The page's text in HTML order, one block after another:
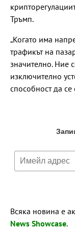
Тръмп.
„Когато има
трафикът на
значително. Ние
изключително
способност да се
Всяка новина е
News Showcase.